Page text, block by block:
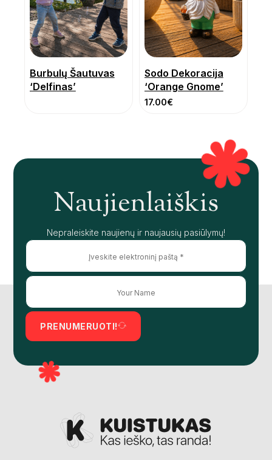
Burbulų Šautuvas
‘Delfinas’
Sodo Dekoracija
‘Orange Gnome’
17.00€
Naujienlaiškis
Nepraleiskite naujienų ir naujausių pasiūlymų!
PRENUMERUOTI!